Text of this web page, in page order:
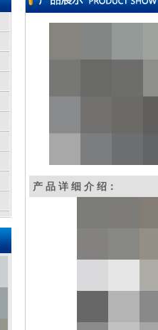
产 品 详 细 介 绍：